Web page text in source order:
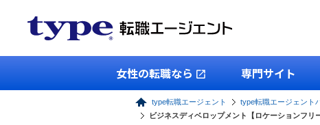
女性の転職なら 専門サイト
type転職エージェント type転職エージェント
ビジネスディベロップメント【ロケーションフリ